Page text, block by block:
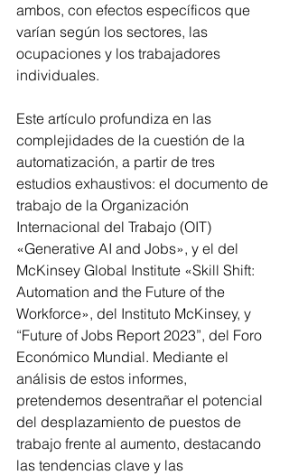
ambos, con efectos específicos que
varían según los sectores, las
ocupaciones y los trabajadores
individuales.
Este artículo profundiza en las
complejidades de la cuestión de la
automatización, a partir de tres
estudios exhaustivos: el documento de
trabajo de la Organización
Internacional del Trabajo (OIT)
«Generative AI and Jobs», y el del
McKinsey Global Institute «Skill Shift:
Automation and the Future of the
Workforce», del Instituto McKinsey, y
“Future of Jobs Report 2023”, del Foro
Económico Mundial. Mediante el
análisis de estos informes,
pretendemos desentrañar el potencial
del desplazamiento de puestos de
trabajo frente al aumento, destacando
las tendencias clave y las